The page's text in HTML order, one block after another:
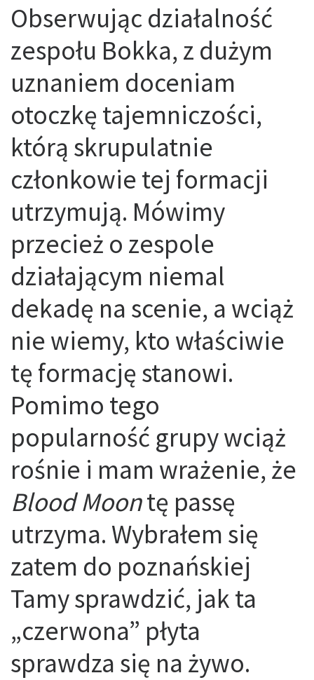
Obserwując działalność
zespołu Bokka, z dużym
uznaniem doceniam
otoczkę tajemniczości,
którą skrupulatnie
członkowie tej formacji
utrzymują. Mówimy
przecież o zespole
działającym niemal
dekadę na scenie, a wciąż
nie wiemy, kto właściwie
tę formację stanowi.
Pomimo tego
popularność grupy wciąż
rośnie i mam wrażenie, że
Blood Moontę passę
utrzyma. Wybrałem się
zatem do poznańskiej
Tamy sprawdzić, jak ta
„czerwona” płyta
sprawdza się na żywo.